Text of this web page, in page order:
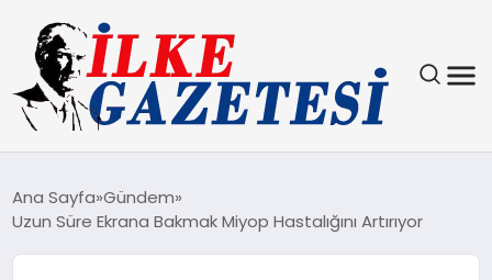
Ana Sayfa Gündem
Uzun Süre Ekrana Bakmak Miyop Hastalığını Artırıyor